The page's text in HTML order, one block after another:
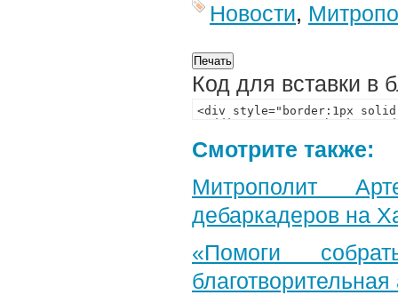
Новости,
Код для вставки в
Смотрите также:
Митрополит
дебаркадеров на
«Помоги